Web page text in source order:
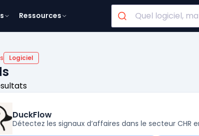
Ressources
Logiciel
DuckFlow
Détectez les signaux d’affaires dans le secteur CHR